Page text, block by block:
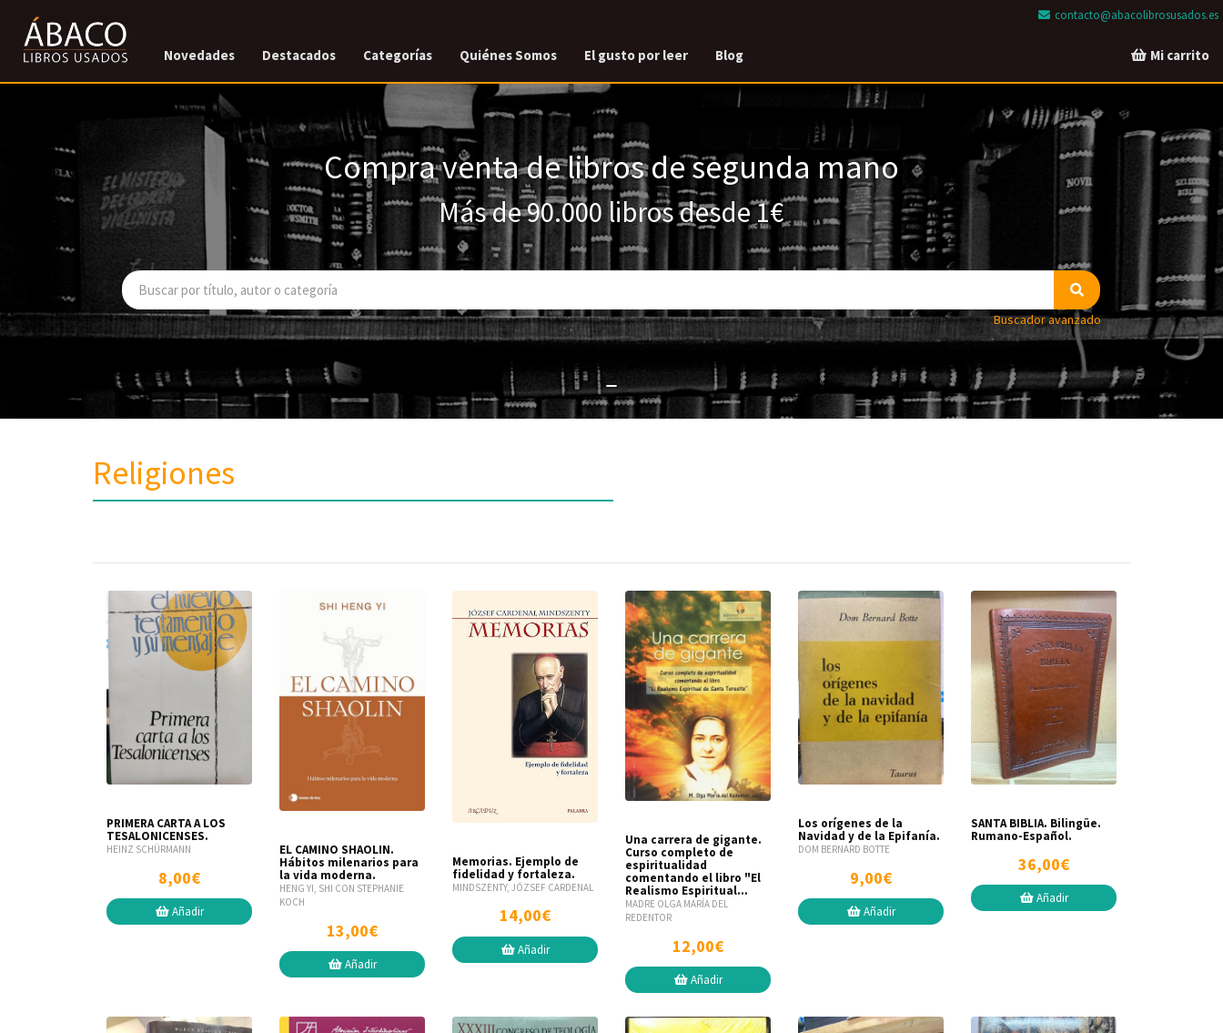
contacto@abacolibrosusados.es
Novedades Destacados Categorías Quiénes Somos El gusto por leer Blog Mi carrito
Compra venta de libros de segunda mano
Más de 90.000 libros desde 1€
Buscador avanzado
Religiones
PRIMERA CARTA A LOS
TESALONICENSES.
HEINZ SCHÜRMANN
8,00€
Añadir
EL CAMINO SHAOLIN.
Hábitos milenarios para
la vida moderna.
HENG YI, SHI CON STEPHANIE
KOCH
13,00€
Añadir
Memorias. Ejemplo de
fidelidad y fortaleza.
MINDSZENTY, JÓZSEF CARDENAL
14,00€
Añadir
Una carrera de gigante.
Curso completo de
espiritualidad
comentando el libro "El
Realismo Espiritual...
MADRE OLGA MARÍA DEL
REDENTOR
12,00€
Añadir
Los orígenes de la
Navidad y de la Epifanía.
DOM BERNARD BOTTE
9,00€
Añadir
SANTA BIBLIA. Bilingüe.
Rumano-Español.
36,00€
Añadir